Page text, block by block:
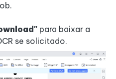
para baixar a
se solicitado.